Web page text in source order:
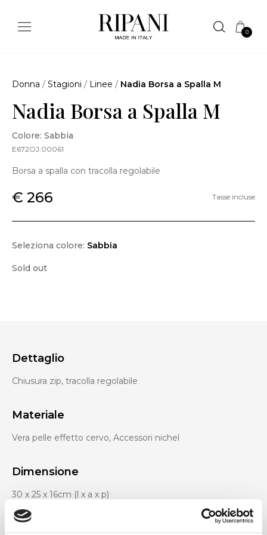
0
Donna / Stagioni / Linee / Nadia Borsa a Spalla M
Nadia Borsa a Spalla M
Colore: Sabbia
E672OJ.00061
Borsa a spalla con tracolla regolabile
€ 266 Tasse incluse
Seleziona colore: Sabbia
Sold out
Dettaglio
Chiusura zip, tracolla regolabile
Materiale
Vera pelle effetto cervo, Accessori nichel
Dimensione
30 x 25 x 16cm (l x a x p)